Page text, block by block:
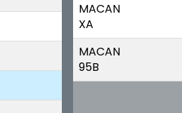
MACAN
XA
MACAN
95B